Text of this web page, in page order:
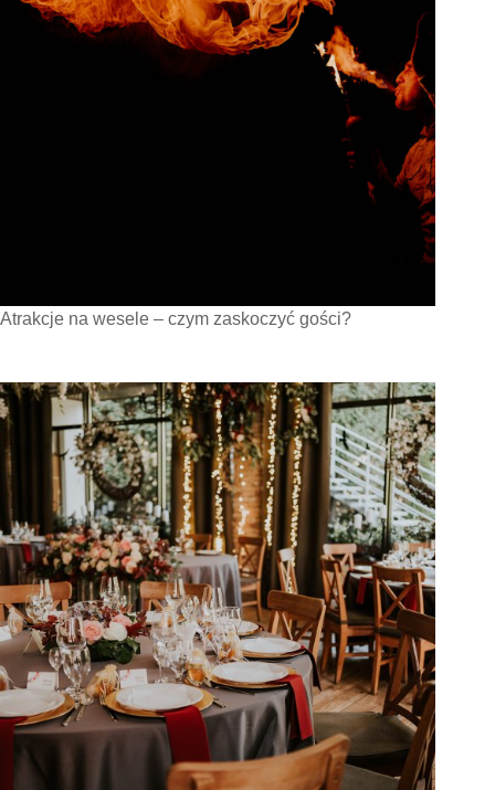
Atrakcje na wesele – czym zaskoczyć gości?